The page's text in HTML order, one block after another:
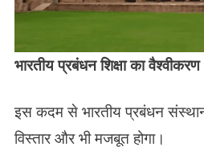
भारतीय प्रबंधन शिक्षा का वैश्वीकरण
इस कदम से भारतीय प्रबंधन
विस्तार और भी मजबूत होगा।